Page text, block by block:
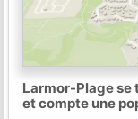
Larmor-Plage se
et compte une